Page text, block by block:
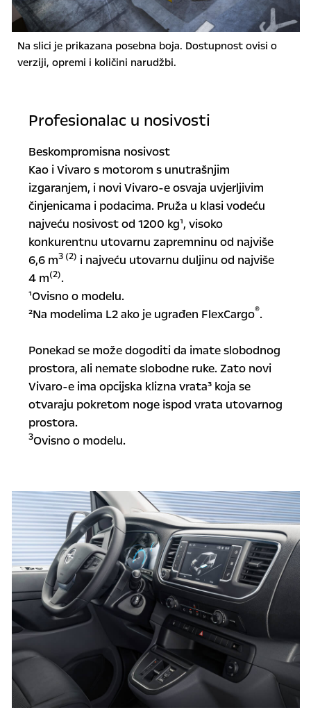
Na slici je prikazana posebna boja. Dostupnost ovisi o
verziji, opremi i količini narudžbi.
Profesionalac u nosivosti
Beskompromisna nosivost
Kao i Vivaro s motorom s unutrašnjim
izgaranjem, i novi Vivaro-e osvaja uvjerljivim
činjenicama i podacima. Pruža u klasi vodeću
najveću nosivost od 1200 kg¹, visoko
konkurentnu utovarnu zapremninu od najviše
6,6 m3 (2) i najveću utovarnu duljinu od najviše
4 m(2).
¹Ovisno o modelu.
²Na modelima L2 ako je ugrađen FlexCargo®.
Ponekad se može dogoditi da imate slobodnog
prostora, ali nemate slobodne ruke. Zato novi
Vivaro-e ima opcijska klizna vrata³ koja se
otvaraju pokretom noge ispod vrata utovarnog
prostora.
3Ovisno o modelu.